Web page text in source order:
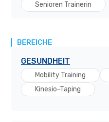
Senioren Trainerin
BEREICHE
GESUNDHEIT
Mobility Training
Kinesio-Taping